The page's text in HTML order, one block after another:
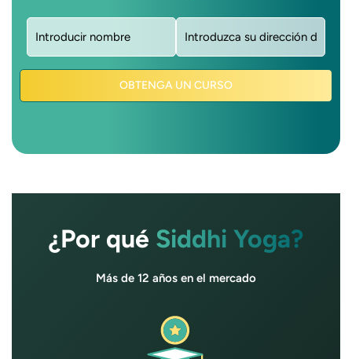
electrónico
OBTENGA UN CURSO
¿Por qué Siddhi Yoga?
Más de 12 años en el mercado